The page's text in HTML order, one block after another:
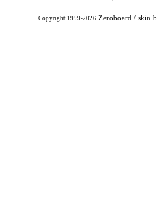
Copyright 1999-2026 Zeroboard / skin